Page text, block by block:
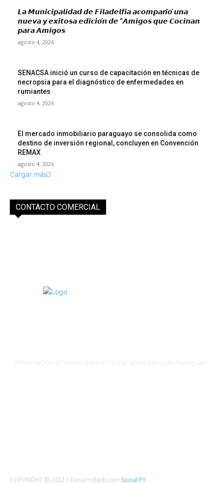
𝙇𝙖 𝙈𝙪𝙣𝙞𝙘𝙞𝙥𝙖𝙡𝙞𝙙𝙖𝙙 𝙙𝙚 𝙁𝙞𝙡𝙖𝙙𝙚𝙡𝙛𝙞𝙖 𝙖𝙘𝙤𝙢𝙥𝙖𝙣̃𝙤́ 𝙪𝙣𝙖
𝙣𝙪𝙚𝙫𝙖 𝙮 𝙚𝙭𝙞𝙩𝙤𝙨𝙖 𝙚𝙙𝙞𝙘𝙞𝙤́𝙣 𝙙𝙚 “𝘼𝙢𝙞𝙜𝙤𝙨 𝙦𝙪𝙚 𝘾𝙤𝙘𝙞𝙣𝙖𝙣
𝙥𝙖𝙧𝙖 𝘼𝙢𝙞𝙜𝙤𝙨
agosto 4, 2026
SENACSA inició un curso de capacitación en técnicas de
necropsia para el diagnóstico de enfermedades en
rumiantes
agosto 4, 2026
El mercado inmobiliario paraguayo se consolida como
destino de inversión regional, concluyen en Convención
REMAX
agosto 4, 2026
Cargar más
CONTACTO COMERCIAL
COPYRIGHT © 2022 | Desarrollado por Social PY